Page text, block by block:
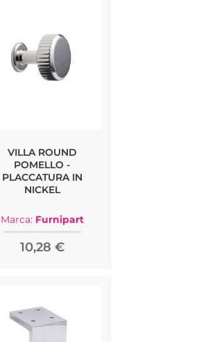
VILLA ROUND
POMELLO -
PLACCATURA IN
NICKEL
Marca: Furnipart
10,28 €